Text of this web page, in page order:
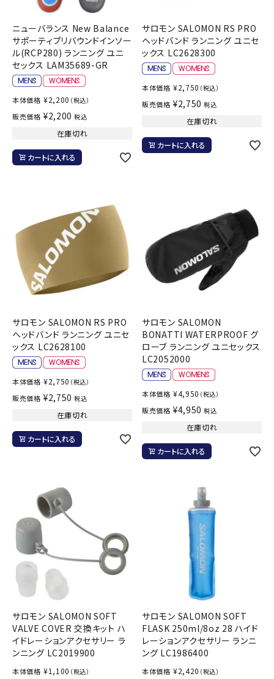
ニューバランス New Balance
サポーティブリバウンドインソー
ル(RCP280) ランニング ユニ
セックス LAM35689-GR
本体価格 ¥2,200 （税込）
販売価格 ¥2,200 税込
在庫切れ
カートに入れる
サロモン SALOMON RS PRO
ヘッドバンド ランニング ユニセ
ックス LC2628300
本体価格 ¥2,750 （税込）
販売価格 ¥2,750 税込
在庫切れ
カートに入れる
サロモン SALOMON RS PRO
ヘッドバンド ランニング ユニセ
ックス LC2628100
本体価格 ¥2,750 （税込）
販売価格 ¥2,750 税込
在庫切れ
カートに入れる
サロモン SALOMON
BONATTI WATERPROOF グ
ローブ ランニング ユニセックス
LC2052000
本体価格 ¥4,950 （税込）
販売価格 ¥4,950 税込
在庫切れ
カートに入れる
サロモン SALOMON SOFT
VALVE COVER 交換キット ハ
イドレーションアクセサリー ラ
ンニング LC2019900
本体価格 ¥1,100 （税込）
サロモン SALOMON SOFT
FLASK 250ml/8oz 28 ハイド
レーションアクセサリー ランニ
ング LC1986400
本体価格 ¥2,420 （税込）